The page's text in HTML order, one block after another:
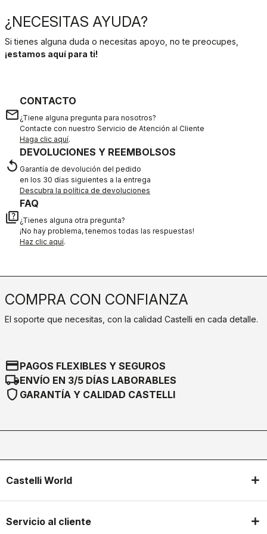
¿NECESITAS AYUDA?
Si tienes alguna duda o necesitas apoyo, no te preocupes,
¡estamos aquí para ti!
email
CONTACTO
¿Tiene alguna pregunta para nosotros?
Contacte con nuestro Servicio de Atención al Cliente
Haga clic aquí.
replay
DEVOLUCIONES Y REEMBOLSOS
Garantía de devolución del pedido
en los 30 días siguientes a la entrega
Descubra la política de devoluciones
quiz
FAQ
¿Tienes alguna otra pregunta?
¡No hay problema, tenemos todas las respuestas!
Haz clic aquí.
COMPRA CON CONFIANZA
El soporte que necesitas, con la calidad Castelli en cada detalle.
credit_cardPAGOS FLEXIBLES Y SEGUROS
local_shippingENVÍO EN 3/5 DÍAS LABORABLES
shield GARANTÍA Y CALIDAD CASTELLI
Castelli World
Servicio al cliente